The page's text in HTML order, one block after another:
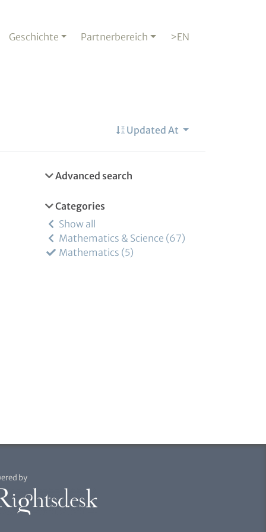
Geschichte Partnerbereich >EN
Updated At
Advanced search
Categories
Show all
Mathematics & Science 67
Mathematics 5
by